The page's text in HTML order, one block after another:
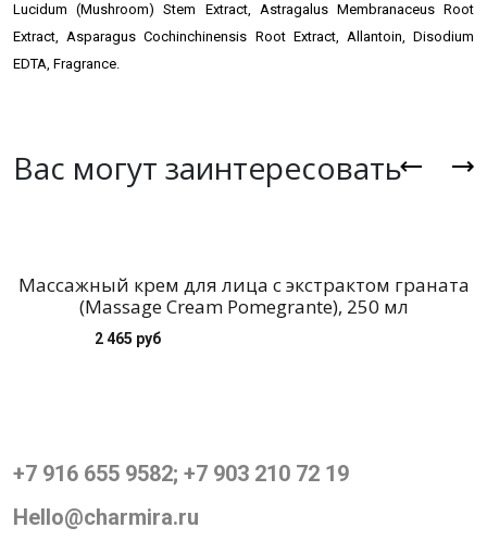
Lucidum (Mushroom) Stem Extract, Astragalus Membranaceus Root
Extract, Asparagus Cochinchinensis Root Extract, Allantoin, Disodium
EDTA, Fragrance.
Вас могут заинтересовать
Массажный крем для лица с экстрактом граната
(Massage Cream Pomegrante), 250 мл
2 465 руб
+7 916 655 9582; +7 903 210 72 19
Hello@charmira.ru